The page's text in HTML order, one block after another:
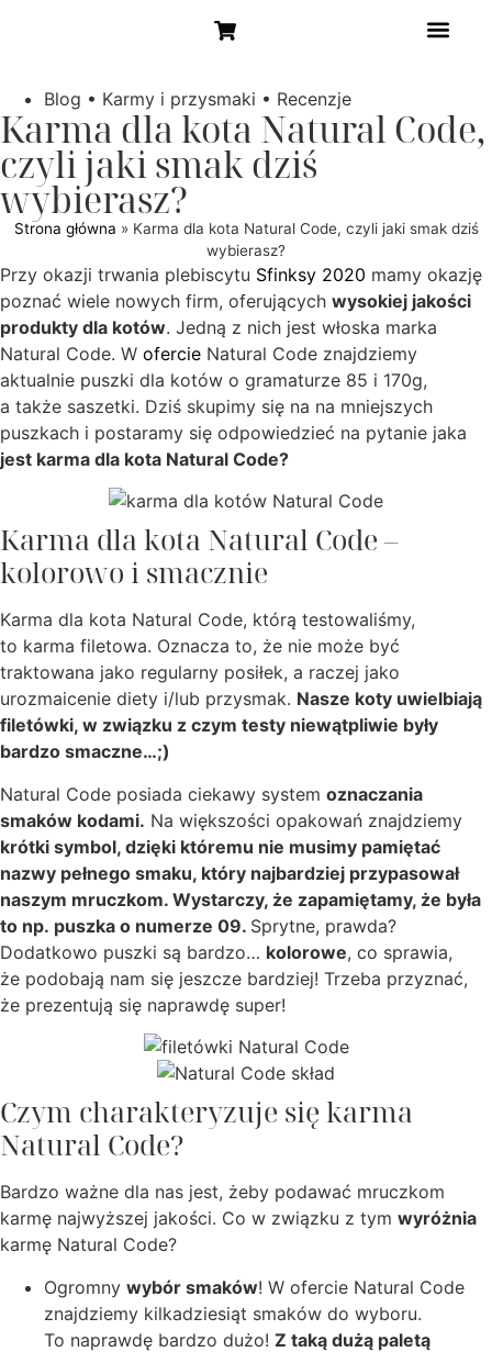
Blog • Karmy i przysmaki • Recenzje
Karma dla kota Natural Code,
czyli jaki smak dziś
wybierasz?
Strona główna » Karma dla kota Natural Code, czyli jaki smak dziś
wybierasz?
Przy okazji trwania plebiscytu Sfinksy 2020 mamy okazję
poznać wiele nowych firm, oferujących wysokiej jakości
produkty dla kotów. Jedną z nich jest włoska marka
Natural Code. W ofercie Natural Code znajdziemy
aktualnie puszki dla kotów o gramaturze 85 i 170g,
a także saszetki. Dziś skupimy się na na mniejszych
puszkach i postaramy się odpowiedzieć na pytanie jaka
jest karma dla kota Natural Code?
Karma dla kota Natural Code –
kolorowo i smacznie
Karma dla kota Natural Code, którą testowaliśmy,
to karma filetowa. Oznacza to, że nie może być
traktowana jako regularny posiłek, a raczej jako
urozmaicenie diety i/lub przysmak. Nasze koty uwielbiają
filetówki, w związku z czym testy niewątpliwie były
bardzo smaczne…;)
Natural Code posiada ciekawy system oznaczania
smaków kodami. Na większości opakowań znajdziemy
krótki symbol, dzięki któremu nie musimy pamiętać
nazwy pełnego smaku, który najbardziej przypasował
naszym mruczkom. Wystarczy, że zapamiętamy, że była
to np. puszka o numerze 09. Sprytne, prawda?
Dodatkowo puszki są bardzo… kolorowe, co sprawia,
że podobają nam się jeszcze bardziej! Trzeba przyznać,
że prezentują się naprawdę super!
Czym charakteryzuje się karma
Natural Code?
Bardzo ważne dla nas jest, żeby podawać mruczkom
karmę najwyższej jakości. Co w związku z tym wyróżnia
karmę Natural Code?
Ogromny wybór smaków! W ofercie Natural Code
znajdziemy kilkadziesiąt smaków do wyboru.
To naprawdę bardzo dużo! Z taką dużą paletą